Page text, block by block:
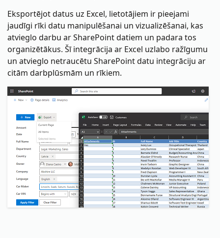
Eksportējot datus uz Excel, lietotājiem ir pieejami
jaudīgi rīki datu manipulēšanai un vizualizēšanai, kas
atvieglo darbu ar SharePoint datiem un padara tos
organizētākus. Šī integrācija ar Excel uzlabo ražīgumu
un atvieglo netraucētu SharePoint datu integrāciju ar
citām darbplūsmām un rīkiem.